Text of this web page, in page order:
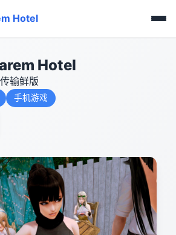
Hotel
Hotel
输鲜版
手机游戏